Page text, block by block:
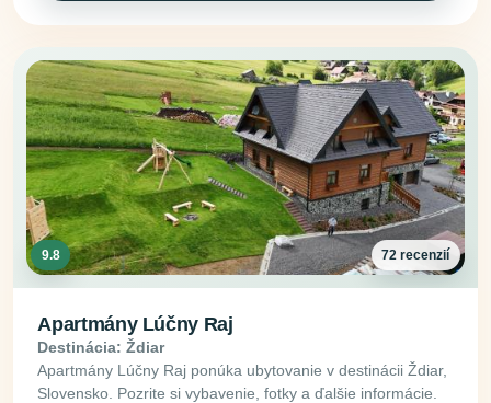
9.8 72 recenzií
Apartmány Lúčny Raj
Destinácia: Ždiar
Apartmány Lúčny Raj ponúka ubytovanie v destinácii Ždiar,
Slovensko. Pozrite si vybavenie, fotky a ďalšie informácie.